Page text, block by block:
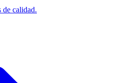
de calidad.